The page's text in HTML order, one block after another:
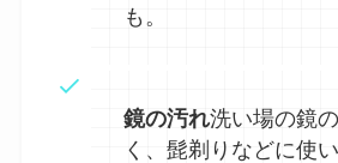
も。
鏡の汚れ洗い場の鏡
く、髭剃りなどに使